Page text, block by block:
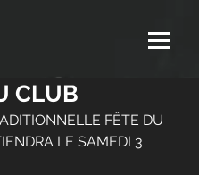
CLUB
FÊTE DU
LE SAMEDI 3